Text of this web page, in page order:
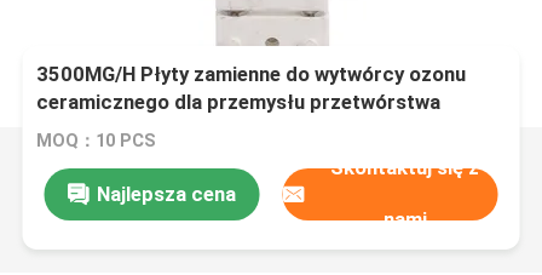
3500MG/H Płyty zamienne do wytwórcy ozonu
ceramicznego dla przemysłu przetwórstwa
napojów
MOQ：10 PCS
Najlepsza cena
Skontaktuj się z
nami